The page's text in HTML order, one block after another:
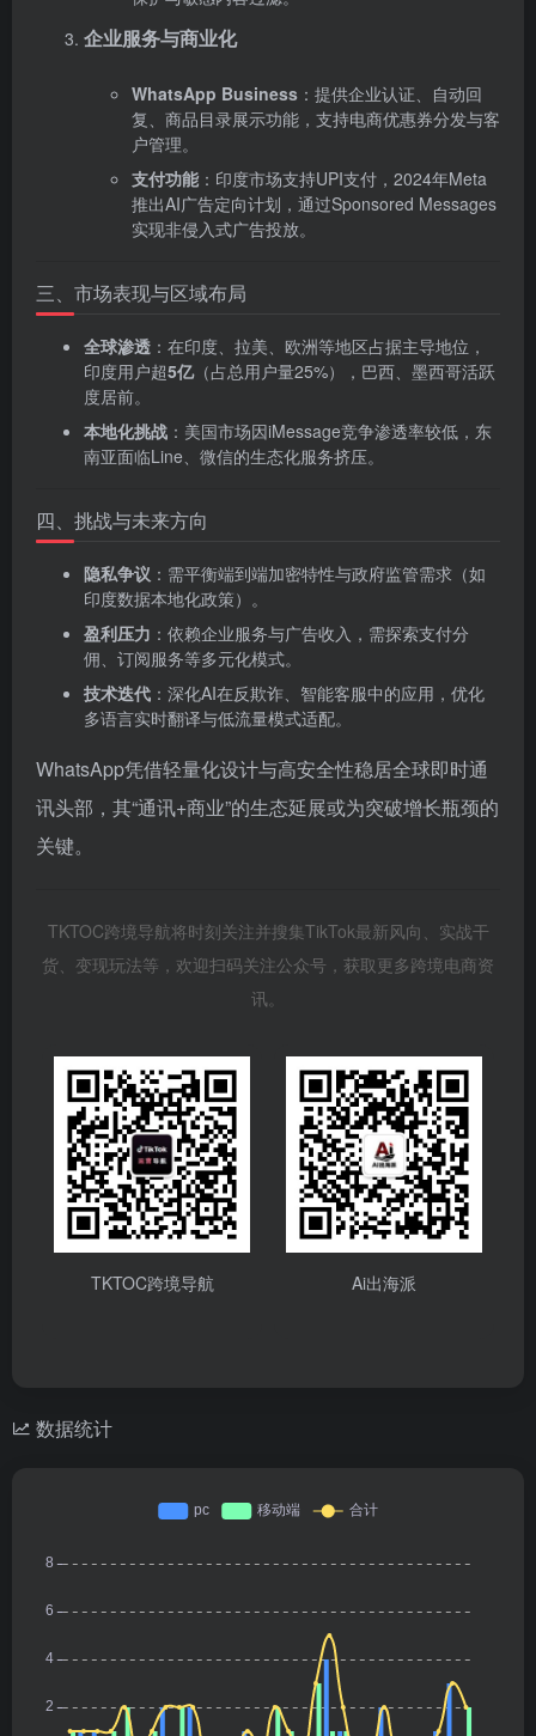
企业服务与商业化
WhatsApp Business ‌：提供企业认证、自动回
复、商品目录展示功能，支持电商优惠券分发与客
户管理。
支付功能‌：印度市场支持UPI支付，2024年Meta
推出AI广告定向计划，通过Sponsored Messages
实现非侵入式广告投放。
三、市场表现与区域布局
全球渗透 ‌：在印度、拉美、欧洲等地区占据主导地位，
印度用户超‌5亿‌（占总用户量25%），巴西、墨西哥活跃
度居前。
本地化挑战 ‌：美国市场因iMessage竞争渗透率较低，东
南亚面临Line、微信的生态化服务挤压。
四、挑战与未来方向
隐私争议 ‌：需平衡端到端加密特性与政府监管需求（如
印度数据本地化政策）。
盈利压力 ‌：依赖企业服务与广告收入，需探索支付分
佣、订阅服务等多元化模式。
技术迭代 ‌：深化AI在反欺诈、智能客服中的应用，优化
多语言实时翻译与低流量模式适配。
WhatsApp凭借轻量化设计与高安全性稳居全球即时通
讯头部，其“通讯+商业”的生态延展或为突破增长瓶颈的
关键。
TKTOC跨境导航将时刻关注并搜集TikTok最新风向、实战干
货、变现玩法等，欢迎扫码关注公众号，获取更多跨境电商资
讯。
TKTOC跨境导航 Ai出海派
数据统计